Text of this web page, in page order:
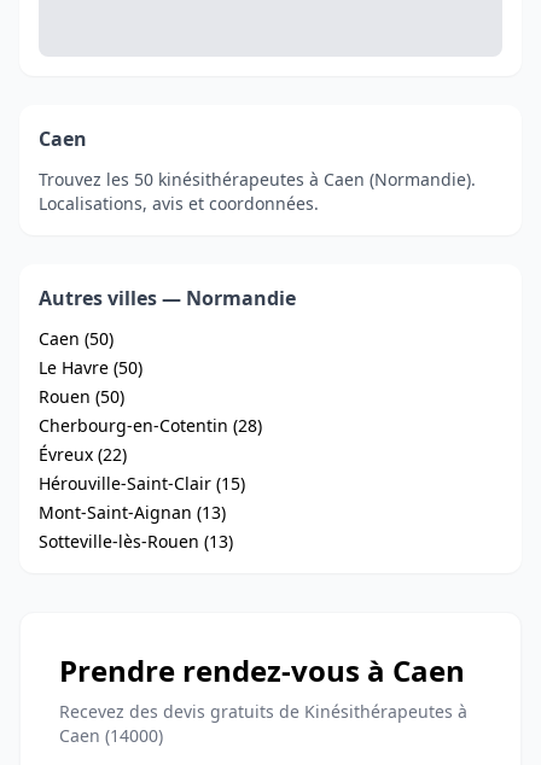
Caen
Trouvez les 50 kinésithérapeutes à Caen (Normandie).
Localisations, avis et coordonnées.
Autres villes — Normandie
Caen (50)
Le Havre (50)
Rouen (50)
Cherbourg-en-Cotentin (28)
Évreux (22)
Hérouville-Saint-Clair (15)
Mont-Saint-Aignan (13)
Sotteville-lès-Rouen (13)
Prendre rendez-vous à Caen
Recevez des devis gratuits de Kinésithérapeutes à
Caen (14000)